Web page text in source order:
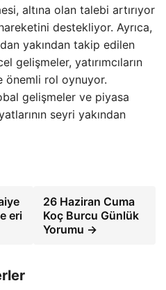
altına olan talebi artırıyor
destekliyor. Ayrıca,
yakından takip edilen
gelişmeler, yatırımcıların
önemli rol oynuyor.
gelişmeler ve piyasa
seyri yakından
eri
26 Haziran Cuma
Koç Burcu Günlük
Yorumu →